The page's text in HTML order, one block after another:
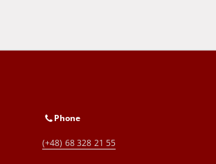
Phone
(+48) 68 328 21 55